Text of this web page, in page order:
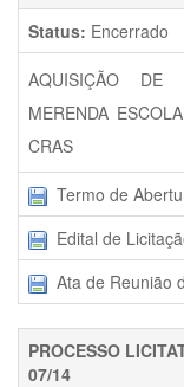
Status: Encerrado
AQUISIÇÃO DE
MERENDA
CRAS
Termo de
Edital de
Ata de Reunião
PROCESSO
07/14